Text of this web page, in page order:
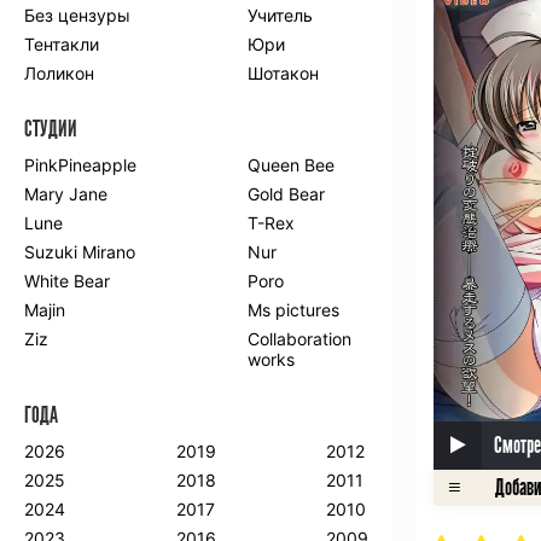
Романтика
Школа
Этти
Боевые
искусства
Гарем
Драма
Игры
Исторический
Магия
Фантастика
Фэнтези
Мистика
Попаданцы в
другой мир
Хентай
ПО ГОДУ
2023
2022
2021
2020
2019
2013
2012
2011
2010
2005
2004
2003
2002
Без цензуры
Учитель
Тентакли
Юри
Лоликон
Шотакон
СТУДИИ
PinkPineapple
Queen Bee
Mary Jane
Gold Bear
Lune
T-Rex
Suzuki Mirano
Nur
White Bear
Poro
Majin
Ms pictures
Ziz
Collaboration
works
ГОДА
2026
2025
2024
2019
2018
2017
2012
2011
2010